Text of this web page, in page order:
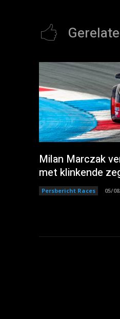
Milan Marczak
met klinkende
Persbericht Races 05/